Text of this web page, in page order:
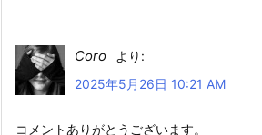
Coro
より:
2025年5月26日 10:21 AM
コメントありがとうございます。